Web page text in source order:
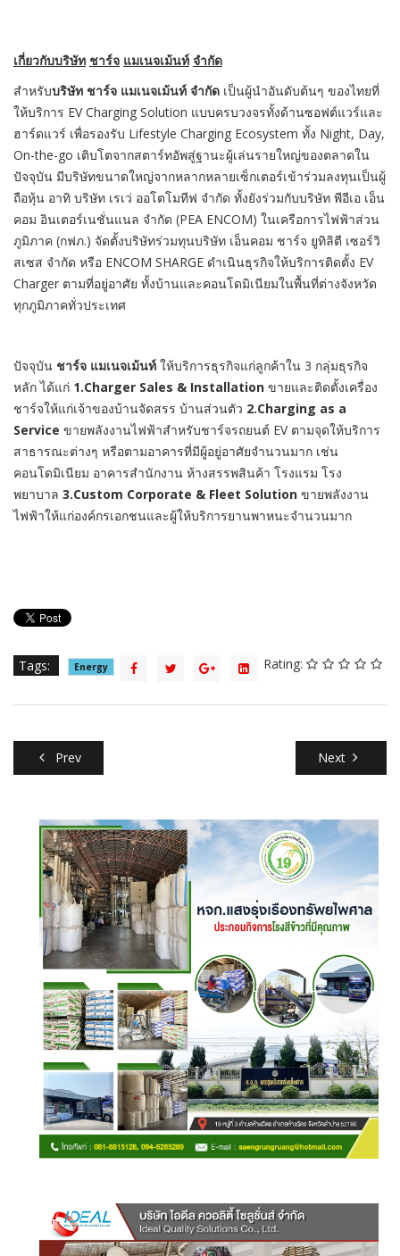
เกี่ยวกับบริษัท ชาร์จ แมเนจเม้นท์ จำกัด
สำหรับบริษัท ชาร์จ แมเนจเม้นท์ จำกัด เป็นผู้นำอันดับต้นๆ ของไทยที่
ให้บริการ EV Charging Solution แบบครบวงจรทั้งด้านซอฟต์แวร์และ
ฮาร์ดแวร์ เพื่อรองรับ Lifestyle Charging Ecosystem ทั้ง Night, Day,
On-the-go เติบโตจากสตาร์ทอัพสู่ฐานะผู้เล่นรายใหญ่ของตลาดใน
ปัจจุบัน มีบริษัทขนาดใหญ่จากหลากหลายเซ็กเตอร์เข้าร่วมลงทุนเป็นผู้
ถือหุ้น อาทิ บริษัท เรเว่ ออโตโมทีฟ จำกัด ทั้งยังร่วมกับบริษัท พีอีเอ เอ็น
คอม อินเตอร์เนชั่นแนล จำกัด (PEA ENCOM) ในเครือการไฟฟ้าส่วน
ภูมิภาค (กฟภ.) จัดตั้งบริษัทร่วมทุนบริษัท เอ็นคอม ชาร์จ ยูทิลิตี เซอร์วิ
สเซส จำกัด หรือ ENCOM SHARGE ดำเนินธุรกิจให้บริการติดตั้ง EV
Charger ตามที่อยู่อาศัย ทั้งบ้านและคอนโดมิเนียมในพื้นที่ต่างจังหวัด
ทุกภูมิภาคทั่วประเทศ
ปัจจุบัน ชาร์จ แมเนจเม้นท์ ให้บริการธุรกิจแก่ลูกค้าใน 3 กลุ่มธุรกิจ
หลัก ได้แก่ 1.Charger Sales & Installation ขายและติดตั้งเครื่อง
ชาร์จให้แก่เจ้าของบ้านจัดสรร บ้านส่วนตัว 2.Charging as a
Service ขายพลังงานไฟฟ้าสำหรับชาร์จรถยนต์ EV ตามจุดให้บริการ
สาธารณะต่างๆ หรือตามอาคารที่มีผู้อยู่อาศัยจำนวนมาก เช่น
คอนโดมิเนียม อาคารสำนักงาน ห้างสรรพสินค้า โรงแรม โรง
พยาบาล 3.Custom Corporate & Fleet Solution ขายพลังงาน
ไฟฟ้าให้แก่องค์กรเอกชนและผู้ให้บริการยานพาหนะจำนวนมาก
Tags: Energy Rating:
Prev Next